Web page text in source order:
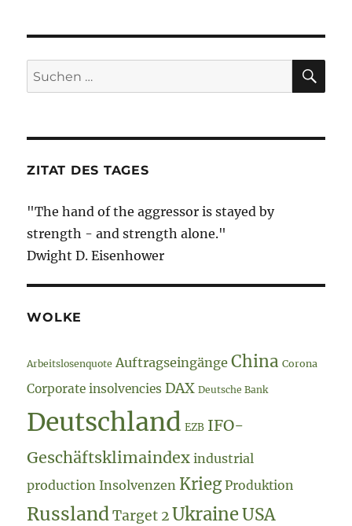
Suche
nach:
ZITAT DES TAGES
"The hand of the aggressor is stayed by
strength - and strength alone."
Dwight D. Eisenhower
WOLKE
Arbeitslosenquote Auftragseingänge China Corona
Corporate insolvencies DAX Deutsche Bank
Deutschland EZB IFO-
Geschäftsklimaindex industrial
production Insolvenzen Krieg Produktion
Russland Target 2 Ukraine USA